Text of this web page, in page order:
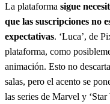
La plataforma sigue
que las suscripciones no
expectativas. ‘Luca’, de
plataforma, como
animación. Esto no
salas, pero el acento se
las series de Marvel y